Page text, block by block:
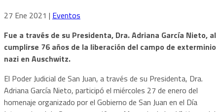
27 Ene 2021 | Eventos
Fue a través de su Presidenta, Dra. Adriana García Nieto, al
cumplirse 76 años de la liberación del campo de exterminio
nazi en Auschwitz.
El Poder Judicial de San Juan, a través de su Presidenta, Dra.
Adriana García Nieto, participó el miércoles 27 de enero del
homenaje organizado por el Gobierno de San Juan en el Día